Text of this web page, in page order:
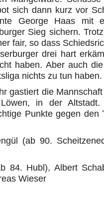
sich dann kurz vor
George Haas mit
Sieg sichern.
fair, so dass
drei hart
haben. Aber auch
nichts zu tun haben.
gastiert die
in der Altstadt.
Punkte gegen den
(ab 90.
84. Hubl), Albert
Wieser